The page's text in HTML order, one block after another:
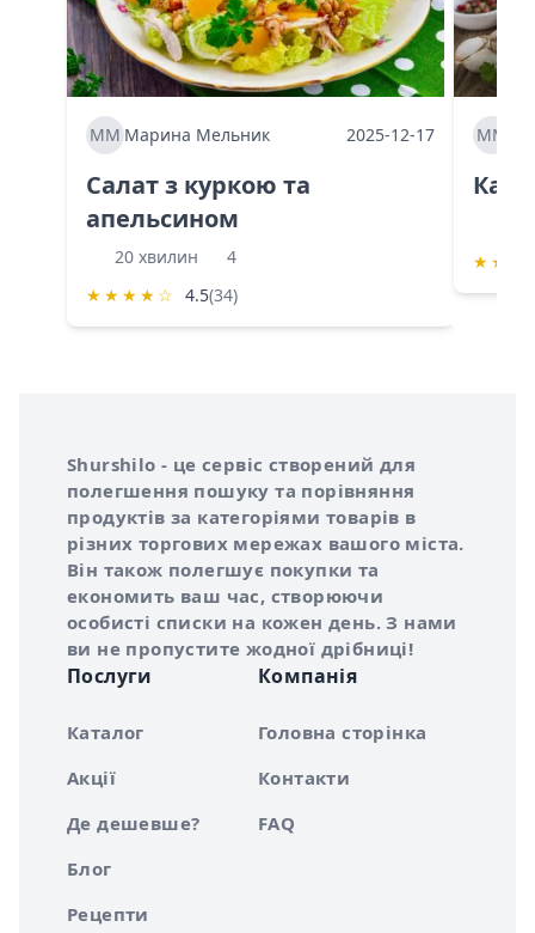
ММ Марина Мельник 2025-12-17
Салат з куркою та
апельсином
20 хвилин
4
★ ★ ★ ★ ☆ 4.5(34)
ММ
★ ★
Про сервіс Shurshilo
Shurshilo - це сервіс створений для
полегшення пошуку та порівняння
продуктів за категоріями товарів в
різних торгових мережах вашого міста.
Він також полегшує покупки та
економить ваш час, створюючи
особисті списки на кожен день. З нами
ви не пропустите жодної дрібниці!
Послуги
Каталог
Акції
Де дешевше?
Блог
Рецепти
Компанія
Головна сторінка
Контакти
FAQ